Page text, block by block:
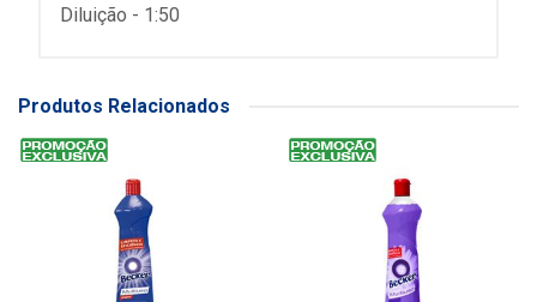
Diluição - 1:50
Produtos Relacionados